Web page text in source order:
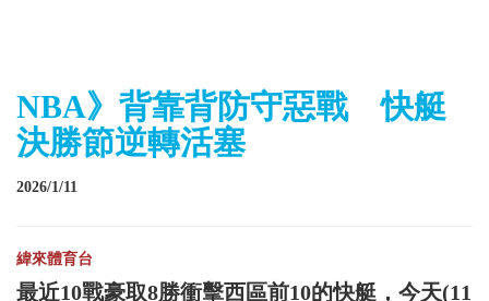
NBA》背靠背防守惡戰 快艇
決勝節逆轉活塞
2026/1/11
緯來體育台
最近10戰豪取8勝衝擊西區前10的快艇，今天(11